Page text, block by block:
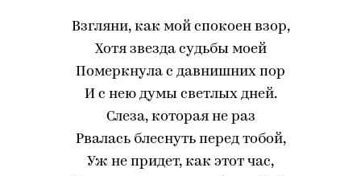
Взгляни, как мой спокоен взор,
Хотя звезда судьбы моей
Померкнула с давнишних пор
И с нею думы светлых дней.
Слеза, которая не раз
Рвалась блеснуть перед тобой,
Уж не придет, как этот час,